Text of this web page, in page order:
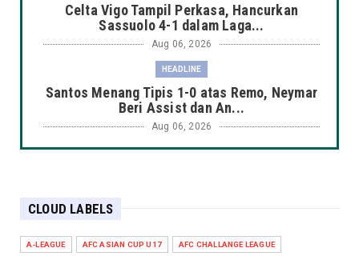
Celta Vigo Tampil Perkasa, Hancurkan
Sassuolo 4-1 dalam Laga...
Aug 06, 2026
HEADLINE
Santos Menang Tipis 1-0 atas Remo, Neymar
Beri Assist dan An...
Aug 06, 2026
AMERIKA SERIKAT
CLOUD LABELS
A-LEAGUE AFC ASIAN CUP U17 AFC CHALLANGE LEAGUE